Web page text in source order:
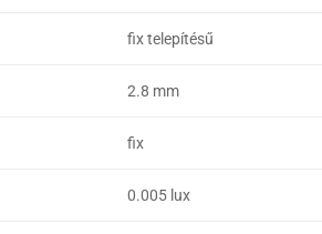
fix telepítésű
2.8 mm
fix
0.005 lux